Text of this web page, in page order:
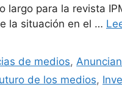
largo para la revista
la situación en el …
de medios,
de los medios,